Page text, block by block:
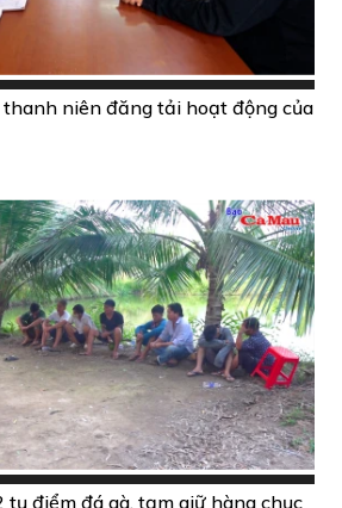
thanh niên đăng tải hoạt động của
tụ điểm đá gà, tạm giữ hàng chục